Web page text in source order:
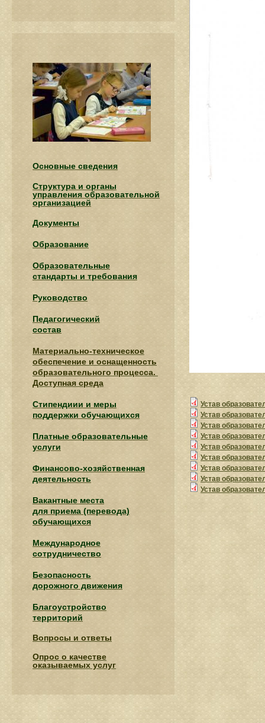
Устав
Устав
Устав
Устав
Устав
Устав
Устав
Устав
Устав
Основные сведения
Структура и органы
управления образовательной
организацией
Документы
Образование
Образовательные
стандарты и требования
Руководство
Педагогический
состав
Материально-техническое
обеспечение и оснащенность
образовательного процесса.
Доступная среда
Стипендиии и меры
поддержки обучающихся
Платные образовательные
услуги
Финансово-хозяйственная
деятельность
Вакантные места
для приема (перевода)
обучающихся
Международное
сотрудничество
Безопасность
дорожного движения
Благоустройство
территорий
Вопросы и ответы
Опрос о качестве
оказываемых услуг